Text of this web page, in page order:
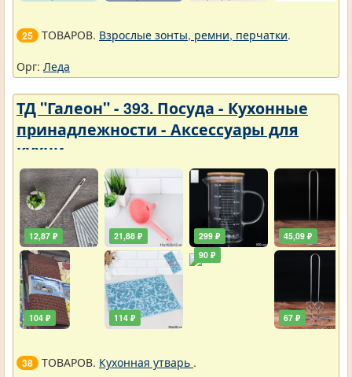
25 ТОВАРОВ. Взрослые зонты, ремни, перчатки.
Орг: Леда
ТД "Галеон" - 393. Посуда - Кухонные
принадлежности - Аксессуары для
кухни
12,87 ₽
104 ₽
21,88 ₽
114 ₽
299 ₽
90 ₽
45,09 ₽
67 ₽
38 ТОВАРОВ. Кухонная утварь .